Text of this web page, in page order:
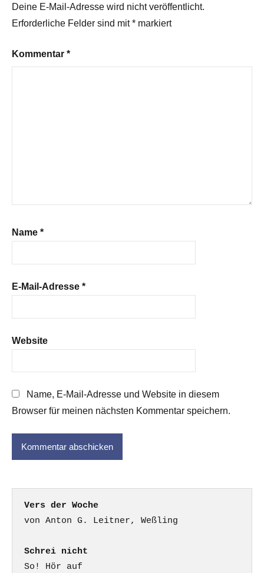
Deine E-Mail-Adresse wird nicht veröffentlicht.
Erforderliche Felder sind mit* markiert
Kommentar *
Name *
E-Mail-Adresse *
Website
Name, E-Mail-Adresse und Website in diesem
Browser für meinen nächsten Kommentar speichern.
Vers der Woche
Schrei nicht
So! Hör auf